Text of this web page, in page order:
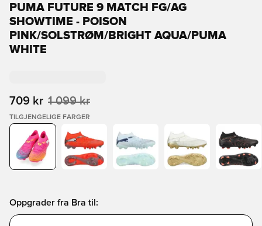
PUMA FUTURE 9 MATCH FG/AG
SHOWTIME - POISON
PINK/SOLSTRØM/BRIGHT AQUA/PUMA
WHITE
709 kr 1 099 kr
TILGJENGELIGE FARGER
Oppgrader fra Bra til: